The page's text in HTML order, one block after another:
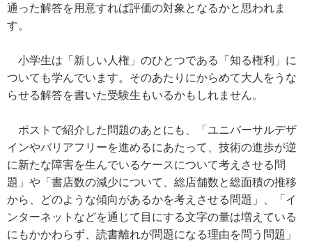
通った解答を用意すれば評価の対象となるかと思われま
す。
小学生は「新しい人権」のひとつである「知る権利」に
ついても学んでいます。そのあたりにからめて大人をうな
らせる解答を書いた受験生もいるかもしれません。
ポストで紹介した問題のあとにも、「ユニバーサルデザ
インやバリアフリーを進めるにあたって、技術の進歩が逆
に新たな障害を生んでいるケースについて考えさせる問
題」や「書店数の減少について、総店舗数と総面積の推移
から、どのような傾向があるかを考えさせる問題」、「イ
ンターネットなどを通じて目にする文字の量は増えている
にもかかわらず、読書離れが問題になる理由を問う問題」